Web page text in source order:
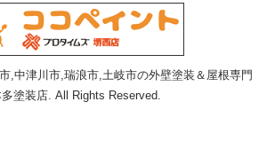
,中津川市,瑞浪市,土岐市の外壁塗装＆屋根専門
塗装店. All Rights Reserved.